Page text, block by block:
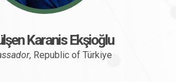
Karanis Ekşioğlu
, Republic of Türkiye